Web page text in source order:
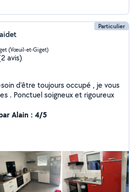
Particulier
(Vœuil-et-Giget)
avis)
. Ponctuel soigneux et rigoureux
Alain : 4/5